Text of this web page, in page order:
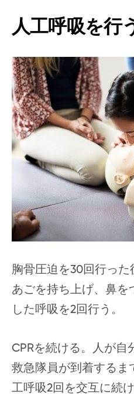
人工呼吸を行
胸骨圧迫を30回行った
あごを持ち上げ、鼻を
した呼吸を2回行う。
CPRを続ける。人が自
救急隊員が到着するま
工呼吸2回を交互に続け